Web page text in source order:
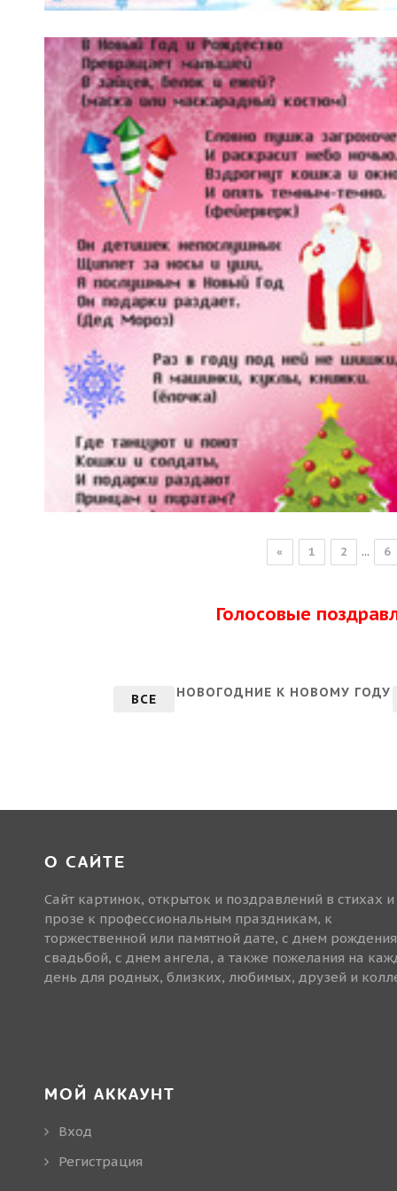
« 1 2 ... 6
Голосовые
ВСЕ НОВОГОДНИЕ К НОВОМУ ГОДУ
О САЙТЕ
Сайт картинок, открыток и поздравлений в стихах и
прозе к профессиональным праздникам, к
торжественной или памятной дате, с днем
свадьбой, с днем ангела, а также пожелания на
день для родных, близких, любимых, друзей и
МОЙ АККАУНТ
Вход
Регистрация